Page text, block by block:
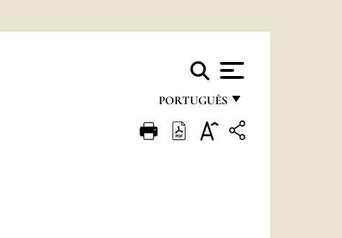
PORTUGUÊS
FRANÇAIS